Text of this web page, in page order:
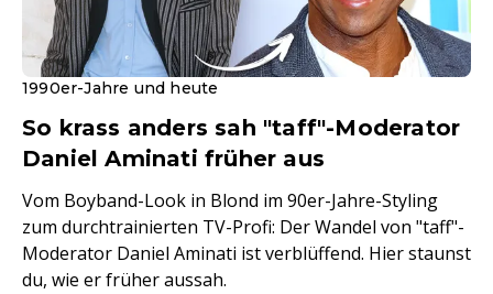
1990er-Jahre und heute
So krass anders sah "taff"-Moderator
Daniel Aminati früher aus
Vom Boyband-Look in Blond im 90er-Jahre-Styling
zum durchtrainierten TV-Profi: Der Wandel von "taff"-
Moderator Daniel Aminati ist verblüffend. Hier staunst
du, wie er früher aussah.